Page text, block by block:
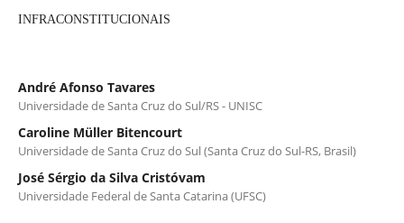
INFRACONSTITUCIONAIS
André Afonso Tavares
Universidade de Santa Cruz do Sul/RS - UNISC
Caroline Müller Bitencourt
Universidade de Santa Cruz do Sul (Santa Cruz do Sul-RS, Brasil)
José Sérgio da Silva Cristóvam
Universidade Federal de Santa Catarina (UFSC)